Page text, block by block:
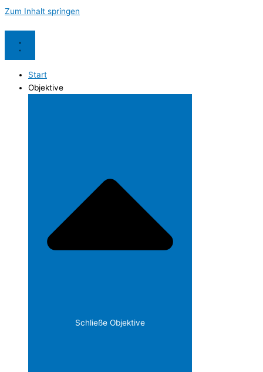
Zum Inhalt springen
Start
Objektive
Schließe Objektive